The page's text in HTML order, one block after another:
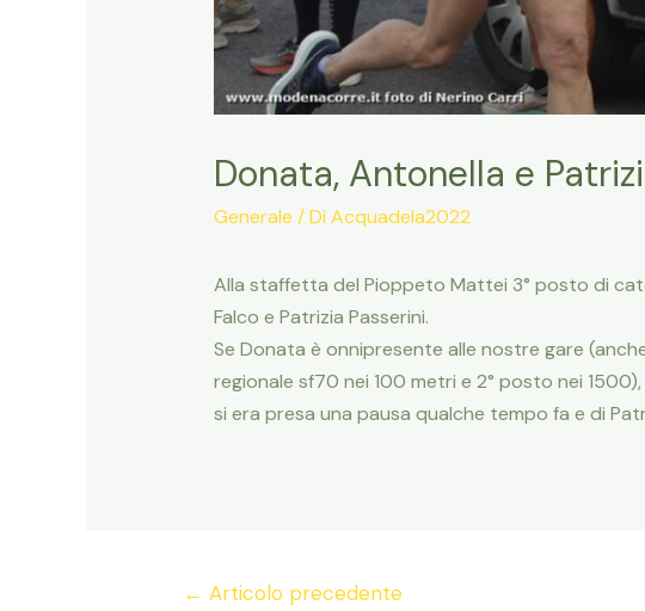
Donata, Antonella e
Generale / Di Acquadela2022
Alla staffetta del Pioppeto Mattei 3° posto di
Falco e Patrizia Passerini.
Se Donata è onnipresente alle nostre gare
regionale sf70 nei 100 metri e 2° posto nei
si era presa una pausa qualche tempo fa e di
Navigazione
← Articolo precedente